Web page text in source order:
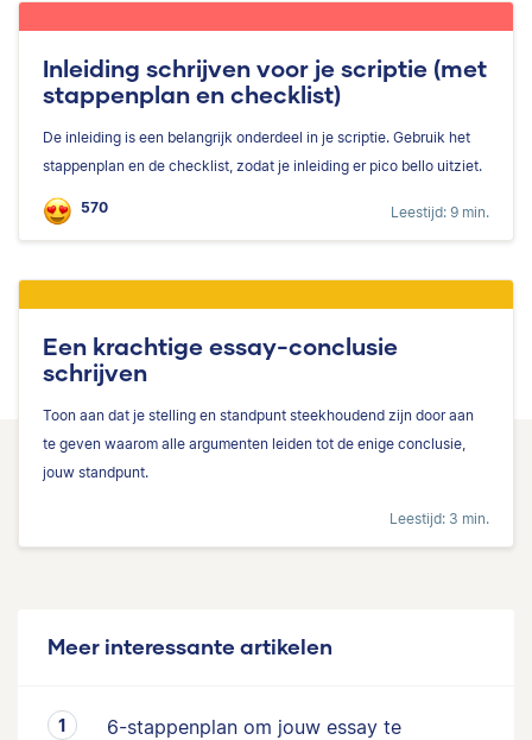
Inleiding schrijven voor je scriptie (met
stappenplan en checklist)
De inleiding is een belangrijk onderdeel in je scriptie. Gebruik het
stappenplan en de checklist, zodat je inleiding er pico bello uitziet.
570 Leestijd: 9 min.
Een krachtige essay-conclusie
schrijven
Toon aan dat je stelling en standpunt steekhoudend zijn door aan
te geven waarom alle argumenten leiden tot de enige conclusie,
jouw standpunt.
Leestijd: 3 min.
Meer interessante artikelen
6-stappenplan om jouw essay te